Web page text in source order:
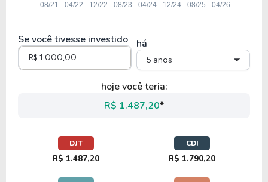
Se você tivesse investido há
5 anos
hoje você teria:
R$ 1.487,20*
DJT
R$ 1.487,20
CDI
R$ 1.790,20